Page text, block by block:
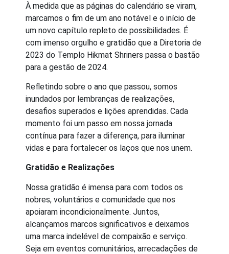
À medida que as páginas do calendário se viram,
marcamos o fim de um ano notável e o início de
um novo capítulo repleto de possibilidades. É
com imenso orgulho e gratidão que a Diretoria de
2023 do Templo Hikmat Shriners passa o bastão
para a gestão de 2024.
Refletindo sobre o ano que passou, somos
inundados por lembranças de realizações,
desafios superados e lições aprendidas. Cada
momento foi um passo em nossa jornada
contínua para fazer a diferença, para iluminar
vidas e para fortalecer os laços que nos unem.
Gratidão e Realizações
Nossa gratidão é imensa para com todos os
nobres, voluntários e comunidade que nos
apoiaram incondicionalmente. Juntos,
alcançamos marcos significativos e deixamos
uma marca indelével de compaixão e serviço.
Seja em eventos comunitários, arrecadações de